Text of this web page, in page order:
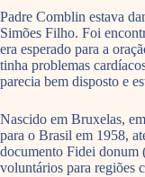
Padre Comblin estava
Simões Filho. Foi
era esperado para a
tinha problemas
parecia bem disposto e
Nascido em Bruxelas,
para o Brasil em 1958,
documento Fidei donum
voluntários para regiões